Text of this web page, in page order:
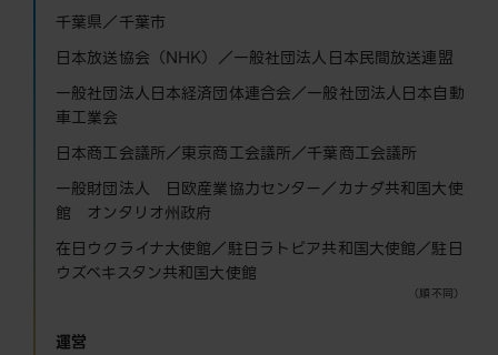
千葉県／千葉市
日本放送協会（NHK）／一般社団法人日本民間放送連盟
一般社団法人日本経済団体連合会／一般社団法人日本自動
車工業会
日本商工会議所／東京商工会議所／千葉商工会議所
一般財団法人 日欧産業協力センター／カナダ共和国大使
館 オンタリオ州政府
在日ウクライナ大使館／駐日ラトビア共和国大使館／駐日
ウズベキスタン共和国大使館
（順不同）
運営